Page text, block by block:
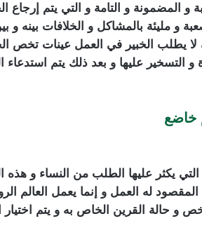
المضمونة و التامة و التي يتم
و مليئة بالمشاكل و الخلافات
لا يطلب الخبير في العمل عينات تخص
و التسخير عليها و بعد ذلك يتم استدعاء
خاضع
يكثر عليها الطلب من النساء و هذه
له العمل و إنما يعمل العالم
حالة القرين الخاص به و يتم اختيار